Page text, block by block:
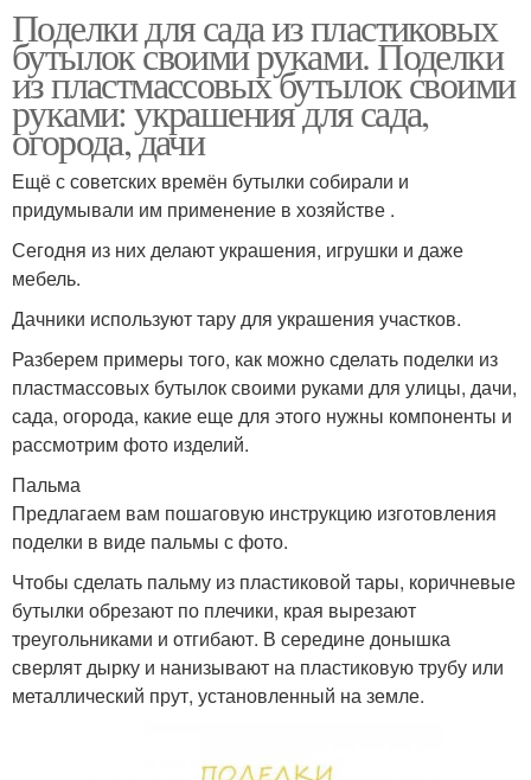
Поделки для сада из пластиковых
бутылок своими руками. Поделки
из пластмассовых бутылок своими
руками: украшения для сада,
огорода, дачи
Ещё с советских времён бутылки собирали и
придумывали им применение в хозяйстве .
Сегодня из них делают украшения, игрушки и даже
мебель.
Дачники используют тару для украшения участков.
Разберем примеры того, как можно сделать поделки из
пластмассовых бутылок своими руками для улицы, дачи,
сада, огорода, какие еще для этого нужны компоненты и
рассмотрим фото изделий.
Пальма
Предлагаем вам пошаговую инструкцию изготовления
поделки в виде пальмы с фото.
Чтобы сделать пальму из пластиковой тары, коричневые
бутылки обрезают по плечики, края вырезают
треугольниками и отгибают. В середине донышка
сверлят дырку и нанизывают на пластиковую трубу или
металлический прут, установленный на земле.